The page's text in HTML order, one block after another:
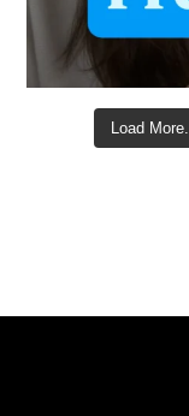
Load More...